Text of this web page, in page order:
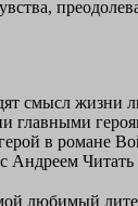
смысл жизни
главными
в романе
Андреем
любимый